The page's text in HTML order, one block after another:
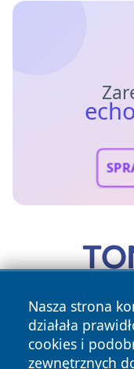
Nasza strona
działała
cookies i
zewnętrznych